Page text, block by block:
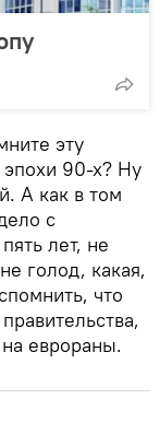
эту
90-х? Ну
А как в том
с
лет, не
голод, какая,
что
еврораны.